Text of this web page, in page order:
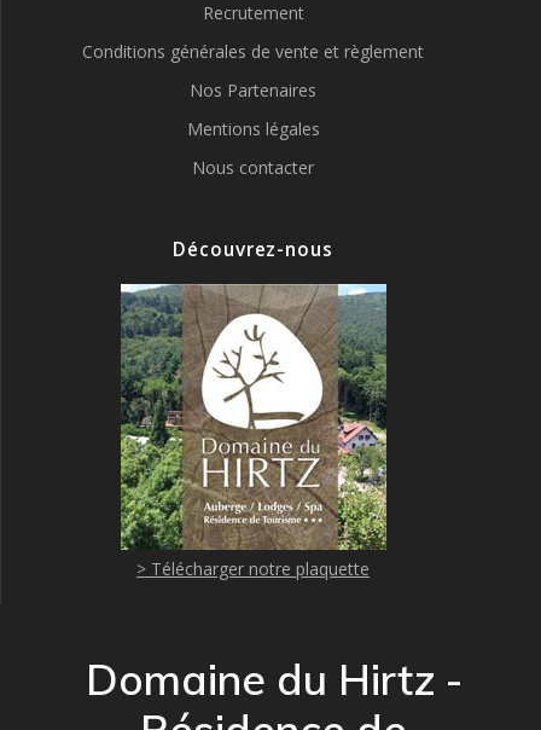
Recrutement
Conditions générales de vente et règlement
Nos Partenaires
Mentions légales
Nous contacter
Découvrez-nous
> Télécharger notre plaquette
Domaine du Hirtz -